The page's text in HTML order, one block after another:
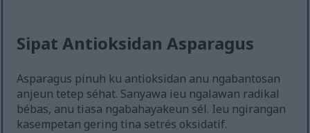
Sipat Antioksidan Asparagus
Asparagus pinuh ku antioksidan anu ngabantosan
anjeun tetep séhat. Sanyawa ieu ngalawan radikal
bébas, anu tiasa ngabahayakeun sél. Ieu ngirangan
kasempetan gering tina setrés oksidatif.